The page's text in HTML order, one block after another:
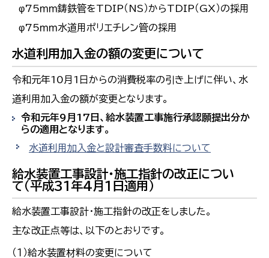
φ75ｍｍ鋳鉄管をTDIP（NS）からTDIP（GX）の採用
φ75ｍｍ水道用ポリエチレン管の採用
水道利用加入金の額の変更について
令和元年10月1日からの消費税率の引き上げに伴い、水
道利用加入金の額が変更となります。
令和元年9月17日、給水装置工事施行承認願提出分か
らの適用となります。
水道利用加入金と設計審査手数料について
給水装置工事設計・施工指針の改正につい
て（平成31年4月1日適用）
給水装置工事設計・施工指針の改正をしました。
主な改正点等は、以下のとおりです。
（１）給水装置材料の変更について